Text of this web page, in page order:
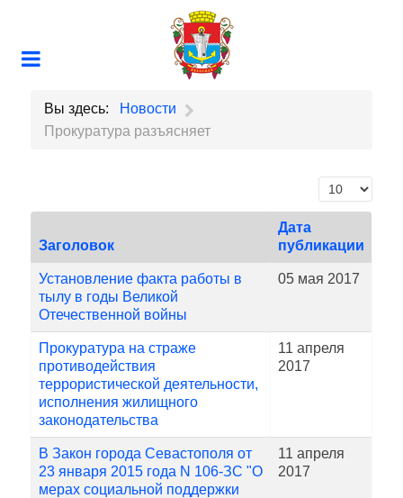
Вы здесь:
Новости
Прокуратура разъясняет
Кол-во
Заголовок
Дата
публикации
Установление факта работы в
тылу в годы Великой
Отечественной войны
05 мая 2017
Прокуратура на страже
противодействия
террористической деятельности,
исполнения жилищного
законодательства
11 апреля
2017
В Закон города Севастополя от
23 января 2015 года N 106-ЗС "О
мерах социальной поддержки
11 апреля
2017